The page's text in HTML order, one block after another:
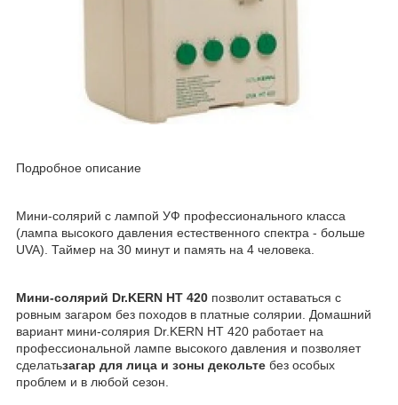
Подробное описание
Мини-солярий с лампой УФ профессионального класса
(лампа высокого давления естественного спектра - больше
UVA). Таймер на 30 минут и память на 4 человека.
Мини-солярий Dr.KERN HT 420 позволит оставаться с
ровным загаром без походов в платные солярии. Домашний
вариант мини-солярия Dr.KERN HT 420 работает на
профессиональной лампе высокого давления и позволяет
сделатьзагар для лица и зоны декольте без особых
проблем и в любой сезон.